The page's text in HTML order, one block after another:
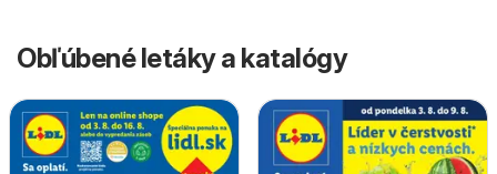
Obľúbené letáky a katalógy